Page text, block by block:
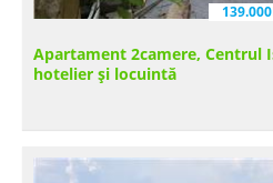
Apartament 2camere, Centrul
hotelier și locuintă